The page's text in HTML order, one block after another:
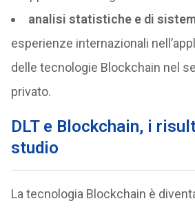
analisi statistiche e di
esperienze internazionali
delle tecnologie Blockchain nel
privato.
DLT e Blockchain, i
studio
La tecnologia Blockchain è